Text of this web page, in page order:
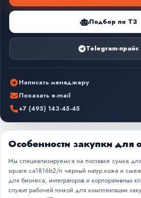
Подбор по ТЗ
Telegram-прайс
Написать менеджеру
Показать e-mail
+7 (495) 143-45-45
Особенности закупки для
Мы специализируемся на поставке сумка
square ca1816b2/n черный натур.кожа и
для бизнеса, интеграторов и корпоративных
служит рабочей точкой для комплектации